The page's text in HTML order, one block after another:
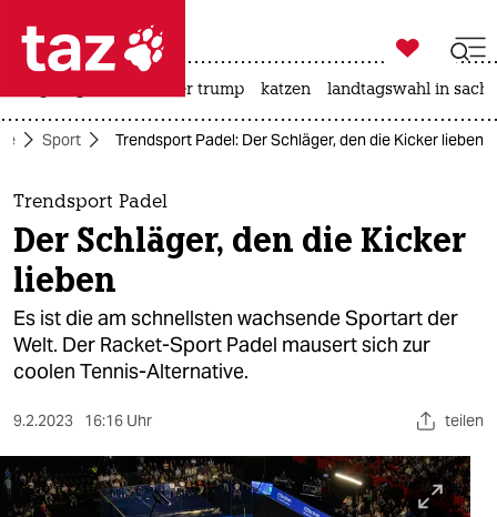
 taz zahl ich
taz zahl ich
themen
politik
öko
gesellschaft
sport
berlin

taz zahl ich
usa unter trump katzen landtagswahl in
Sport Trendsport Padel: Der Schläger, den die Kicker lieben
Trendsport Padel
Der Schläger, den die Kicker
lieben
Es ist die am schnellsten wachsende Sportart der
Welt. Der Racket-Sport Padel mausert sich zur
coolen Tennis-Alternative.
9.2.2023 16:16 Uhr teilen